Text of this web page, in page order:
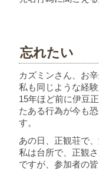
忘れたい
カズミンさん、お
私も同じような経験
15年ほど前に伊豆
たある行為が今も
す。
あの日、正観荘で
私は台所で、正観
ですが、参加者の